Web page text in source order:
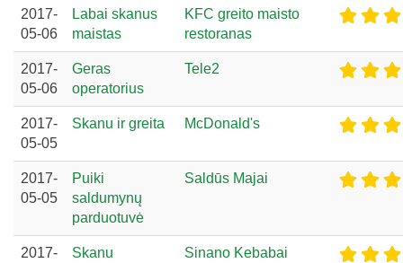
2017-
05-06
Labai skanus
maistas
KFC greito maisto
restoranas
2017-
05-06
Geras
operatorius
Tele2
2017-
05-05
Skanu ir greita McDonald's
2017-
05-05
Puiki
saldumynų
parduotuvė
Saldūs Majai
2017-
Skanu Sinano Kebabai